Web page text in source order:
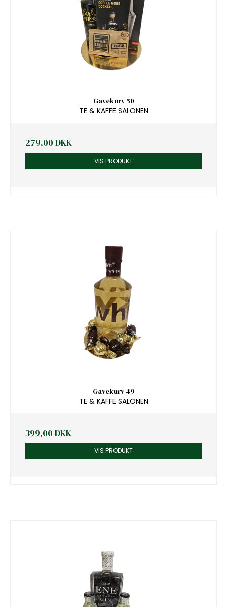
Gavekurv 50
TE & KAFFE SALONEN
279,00 DKK
VIS PRODUKT
Gavekurv 49
TE & KAFFE SALONEN
399,00 DKK
VIS PRODUKT